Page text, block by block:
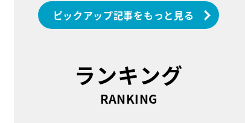
ピックアップ記事をもっと見る
ランキング
RANKING